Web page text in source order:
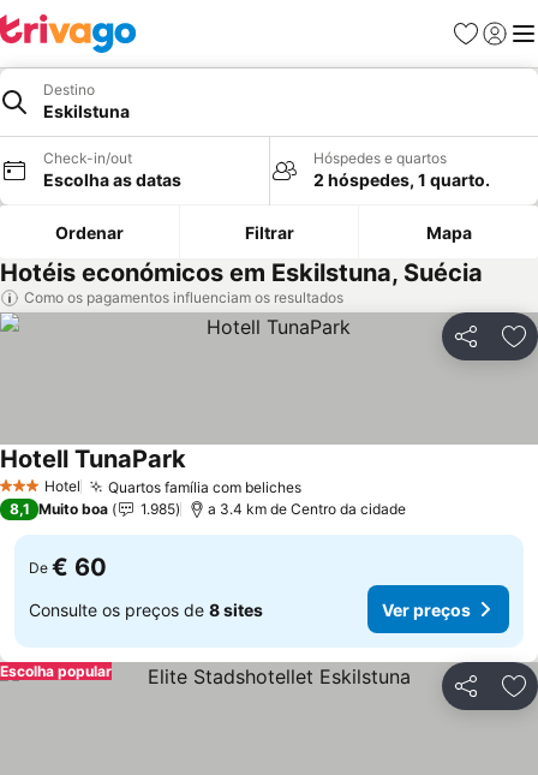
Favoritos
Iniciar
Destino
Eskilstuna
Check-in/out
Escolha as datas
Hóspedes e quartos
2 hóspedes, 1 quarto.
Ordenar Filtrar Mapa
Hotéis económicos em Eskilstuna, Suécia
Como os pagamentos influenciam os resultados
Partilhar
3 EstrelasHotel Quartos família com beliches
Hotell TunaPark
8,1 Muito boa 1.985 a 3.4 km de Centro da cidade
De € 60
Consulte os preços de 8 sites Ver preços
Partilhar
Escolha popular